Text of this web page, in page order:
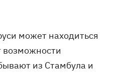
может находиться
возможности
из Стамбула и